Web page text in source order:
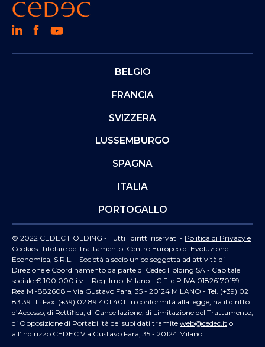
BELGIO
FRANCIA
SVIZZERA
LUSSEMBURGO
SPAGNA
ITALIA
PORTOGALLO
© 2022 CEDEC HOLDING - Tutti i diritti riservati - Politica di Privacy e
Cookies. Titolare del trattamento: Centro Europeo di Evoluzione
Economica, S.R.L. - Società a socio unico soggetta ad attività di
Direzione e Coordinamento da parte di Cedec Holding SA - Capitale
sociale € 100.000 i.v. - Reg. Imp. Milano - C.F. e P.IVA 01826170159 -
Rea MI-882608 – Via Gustavo Fara, 35 - 20124 MILANO - Tel. (+39) 02
83 39 11 · Fax. (+39) 02 89 401 401. In conformità alla legge, ha il diritto
d’Accesso, di Rettifica, di Cancellazione, di Limitazione del Trattamento,
di Opposizione di Portabilità dei suoi dati tramite web@cedec.it o
all’indirizzo CEDEC Via Gustavo Fara, 35 - 20124 Milano..